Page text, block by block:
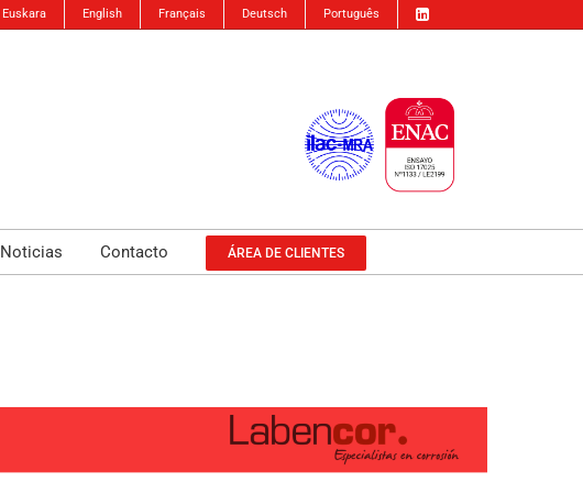
Euskara English Français Deutsch Português
Noticias Contacto ÁREA DE CLIENTES